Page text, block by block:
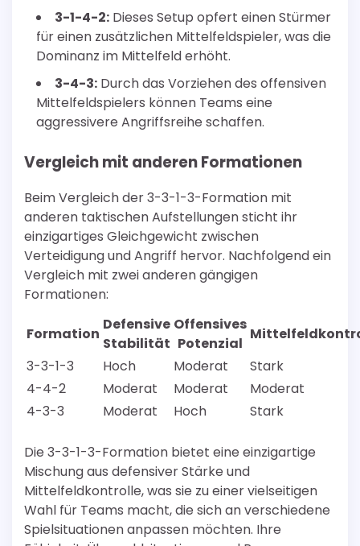
3-1-4-2: Dieses Setup opfert einen Stürmer
für einen zusätzlichen Mittelfeldspieler, was die
Dominanz im Mittelfeld erhöht.
3-4-3: Durch das Vorziehen des offensiven
Mittelfeldspielers können Teams eine
aggressivere Angriffsreihe schaffen.
Vergleich mit anderen Formationen
Beim Vergleich der 3-3-1-3-Formation mit
anderen taktischen Aufstellungen sticht ihr
einzigartiges Gleichgewicht zwischen
Verteidigung und Angriff hervor. Nachfolgend ein
Vergleich mit zwei anderen gängigen
Formationen:
Formation
Defensive
Stabilität
Offensives
Potenzial
3-3-1-3
Hoch Moderat
Stark
4-4-2
Moderat Moderat
Moderat
4-3-3
Moderat Hoch Stark
Die 3-3-1-3-Formation bietet eine einzigartige
Mischung aus defensiver Stärke und
Mittelfeldkontrolle, was sie zu einer vielseitigen
Wahl für Teams macht, die sich an verschiedene
Spielsituationen anpassen möchten. Ihre